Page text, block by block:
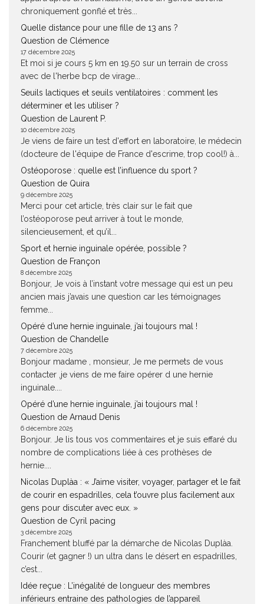
chroniquement gonflé et très...
Quelle distance pour une fille de 13 ans ?
Question de Clémence
17 décembre 2025
Et moi si je cours 5 km en 19.50 sur un terrain de cross
avec de l'herbe bcp de virage...
Seuils lactiques et seuils ventilatoires : comment les
déterminer et les utiliser ?
Question de Laurent P.
10 décembre 2025
Je viens de faire un test d'effort en laboratoire, le médecin
(docteure de l'équipe de France d'escrime, trop cool!) à...
Ostéoporose : quelle est l’influence du sport ?
Question de Quira
9 décembre 2025
Merci pour cet article, très clair sur le fait que
l’ostéoporose peut arriver à tout le monde,
silencieusement, et qu’il...
Sport et hernie inguinale opérée, possible ?
Question de Françon
8 décembre 2025
Bonjour, Je vois à l’instant votre message qui est un peu
ancien mais j’avais une question car les témoignages
femme...
Opéré d’une hernie inguinale, j’ai toujours mal !
Question de Chandelle
7 décembre 2025
Bonjour madame , monsieur, Je me permets de vous
contacter ,je viens de me faire opérer d une hernie
inguinale....
Opéré d’une hernie inguinale, j’ai toujours mal !
Question de Arnaud Denis
6 décembre 2025
Bonjour. Je lis tous vos commentaires et je suis effaré du
nombre de complications liée à ces prothèses de
hernie....
Nicolas Duplàa : « J’aime visiter, voyager, partager et le fait
de courir en espadrilles, cela t’ouvre plus facilement aux
gens pour discuter avec eux. »
Question de Cyril pacing
3 décembre 2025
Franchement bluffé par la démarche de Nicolas Duplàa.
Courir (et gagner !) un ultra dans le désert en espadrilles,
c’est...
Idée reçue : L’inégalité de longueur des membres
inférieurs entraine des pathologies de l’appareil